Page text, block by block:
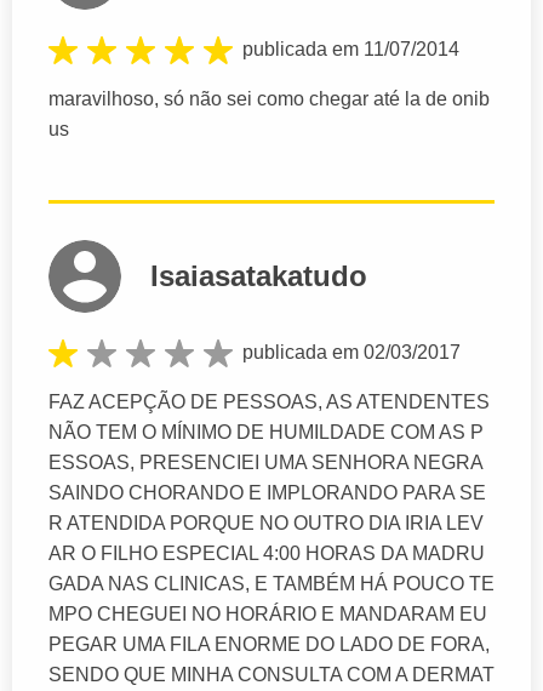
publicada em 11/07/2014
maravilhoso, só não sei como chegar até la de onib
us
Isaiasatakatudo
publicada em 02/03/2017
FAZ ACEPÇÃO DE PESSOAS, AS ATENDENTES
NÃO TEM O MÍNIMO DE HUMILDADE COM AS P
ESSOAS, PRESENCIEI UMA SENHORA NEGRA
SAINDO CHORANDO E IMPLORANDO PARA SE
R ATENDIDA PORQUE NO OUTRO DIA IRIA LEV
AR O FILHO ESPECIAL 4:00 HORAS DA MADRU
GADA NAS CLINICAS, E TAMBÉM HÁ POUCO TE
MPO CHEGUEI NO HORÁRIO E MANDARAM EU
PEGAR UMA FILA ENORME DO LADO DE FORA,
SENDO QUE MINHA CONSULTA COM A DERMAT